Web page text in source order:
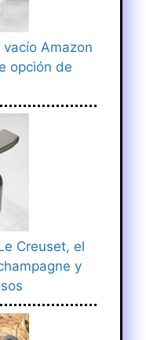
Amazon
opción de
Creuset, el
y